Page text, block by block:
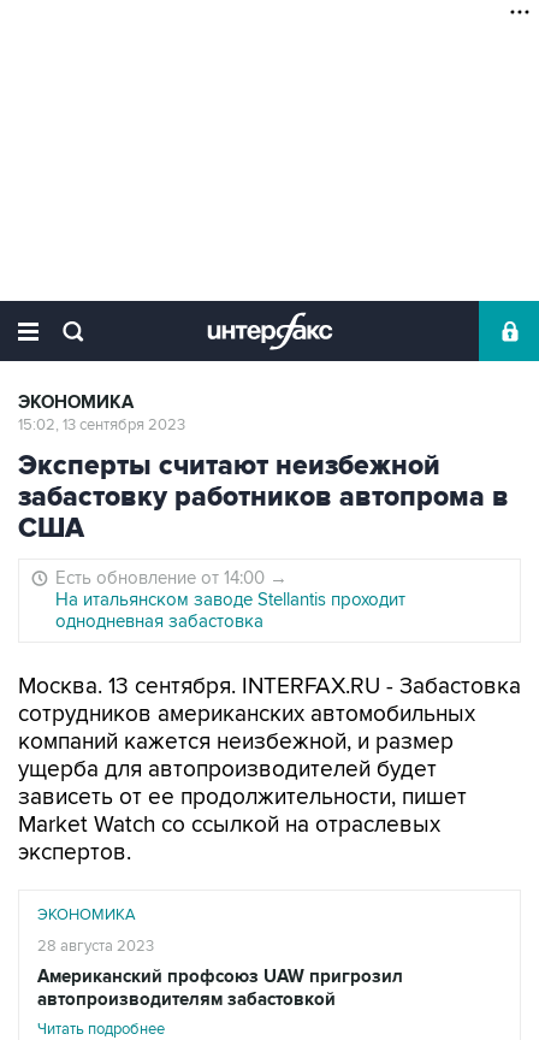
ЭКОНОМИКА
15:02, 13 сентября 2023
Эксперты считают неизбежной
забастовку работников автопрома в
США
Есть обновление от 14:00 →
На итальянском заводе Stellantis проходит
однодневная забастовка
Москва. 13 сентября. INTERFAX.RU - Забастовка
сотрудников американских автомобильных
компаний кажется неизбежной, и размер
ущерба для автопроизводителей будет
зависеть от ее продолжительности, пишет
Market Watch со ссылкой на отраслевых
экспертов.
ЭКОНОМИКА
28 августа 2023
Американский профсоюз UAW пригрозил
автопроизводителям забастовкой
Читать подробнее